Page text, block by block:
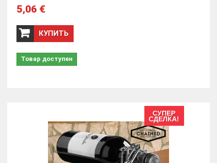
5,06 €
КУПИТЬ
Товар доступен
СУПЕР
СДЕЛКА!